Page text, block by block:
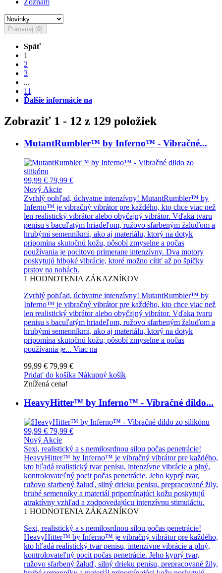
Zoznam
Porovnaj (0)
Späť
1
2
3
...
11
Ďalšie informácie na
Zobraziť 1 - 12 z 129 položiek
MutantRumbler™ by Inferno™ - Vibračné...
99,99 € 79,99 €
Nový Akcie
Zvrhlý pohľad, úchvatne intenzívny! MutantRumbler™ by
Inferno™ je vibračný vibrátor pre každého, kto chce viac než
len realistický vibrátor alebo obyčajný vibrátor. Vďaka tvaru
penisu s bacuľatým hriadeľom, ružovo sfarbeným žaluďom a
hrubými semenníkmi, ako aj materiálu, ktorý na dotyk
pripomína skutočnú kožu, pôsobí zmyselne a počas
používania je pocitovo primerane intenzívny. Dva motory
poskytujú hlboké vibrácie, ktoré možno cítiť až po špičky
prstov na nohách.
1 HODNOTENIA ZÁKAZNÍKOV
Zvrhlý pohľad, úchvatne intenzívny! MutantRumbler™ by
Inferno™ je vibračný vibrátor pre každého, kto chce viac než
len realistický vibrátor alebo obyčajný vibrátor. Vďaka tvaru
penisu s bacuľatým hriadeľom, ružovo sfarbeným žaluďom a
hrubými semenníkmi, ako aj materiálu, ktorý na dotyk
pripomína skutočnú kožu, pôsobí zmyselne a počas
používania je... Viac na
99,99 € 79,99 €
Pridať do košíka Nákupný košík
Znížená cena!
HeavyHitter™ by Inferno™ - Vibračné dildo...
99,99 € 79,99 €
Nový Akcie
Sexi, realistický a s nemilosrdnou silou počas penetrácie!
HeavyHitter™ by Inferno™ je vibračný vibrátor pre každého,
kto hľadá realistický tvar penisu, intenzívne vibrácie a plný,
kontrolovateľný pocit počas penetrácie. Jeho kyprý tvar,
ružovo sfarbený žaluď, silný drieku penisu, prepracované žily,
hrubé semenníky a materiál pripomínajúci kožu poskytujú
atraktívny vzhľad a zodpovedajúcu intenzívnu stimuláciu.
1 HODNOTENIA ZÁKAZNÍKOV
Sexi, realistický a s nemilosrdnou silou počas penetrácie!
HeavyHitter™ by Inferno™ je vibračný vibrátor pre každého,
kto hľadá realistický tvar penisu, intenzívne vibrácie a plný,
kontrolovateľný pocit počas penetrácie. Jeho kyprý tvar,
ružovo sfarbený žaluď, silný drieku penisu, prepracované žily,